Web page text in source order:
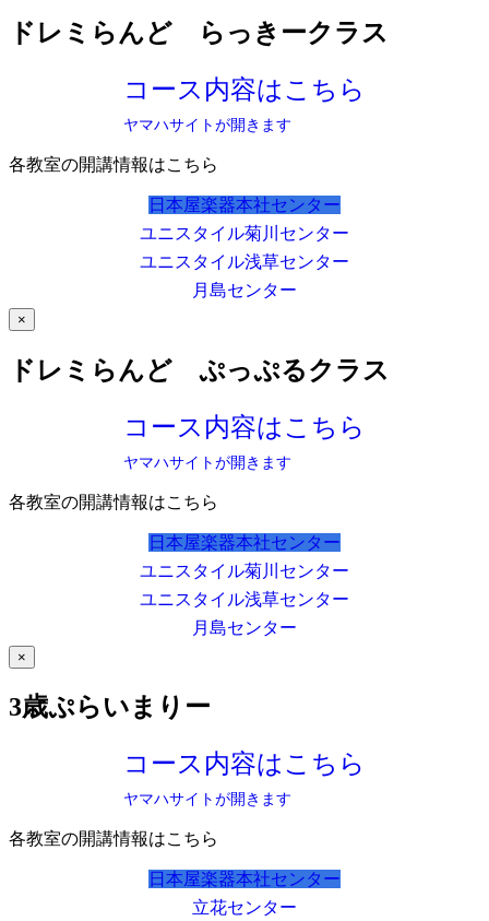
ドレミらんど らっきークラス
コース内容はこちら
ヤマハサイトが開きます
各教室の開講情報はこちら
日本屋楽器本社センター
ユニスタイル菊川センター
ユニスタイル浅草センター
月島センター
×
ドレミらんど ぷっぷるクラス
コース内容はこちら
ヤマハサイトが開きます
各教室の開講情報はこちら
日本屋楽器本社センター
ユニスタイル菊川センター
ユニスタイル浅草センター
月島センター
×
3歳ぷらいまりー
コース内容はこちら
ヤマハサイトが開きます
各教室の開講情報はこちら
日本屋楽器本社センター
立花センター